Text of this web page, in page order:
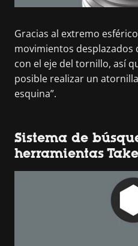
Gracias al extremo
movimientos desplazados
con el eje del tornillo, así
posible realizar un
esquina”.
Sistema de
herramientas